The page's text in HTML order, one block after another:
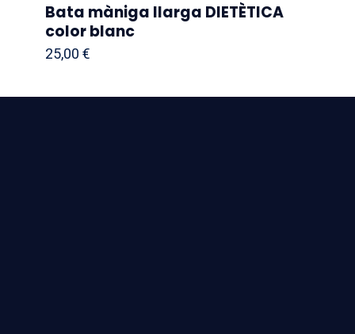
Bata màniga llarga DIETÈTICA
color blanc
25,00 €